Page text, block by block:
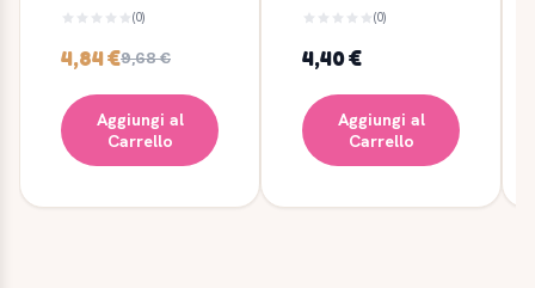
ml
(0)
4,84 €9,68 €
Aggiungi al
Carrello
(0)
4,40 €
Aggiungi al
Carrello